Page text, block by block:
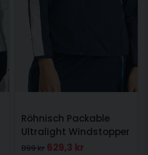
Röhnisch Packable
Ultralight Windstopper
Jacka Navy
899 kr 629,3 kr